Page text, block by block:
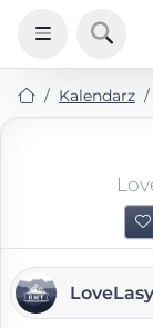
Kalendarz